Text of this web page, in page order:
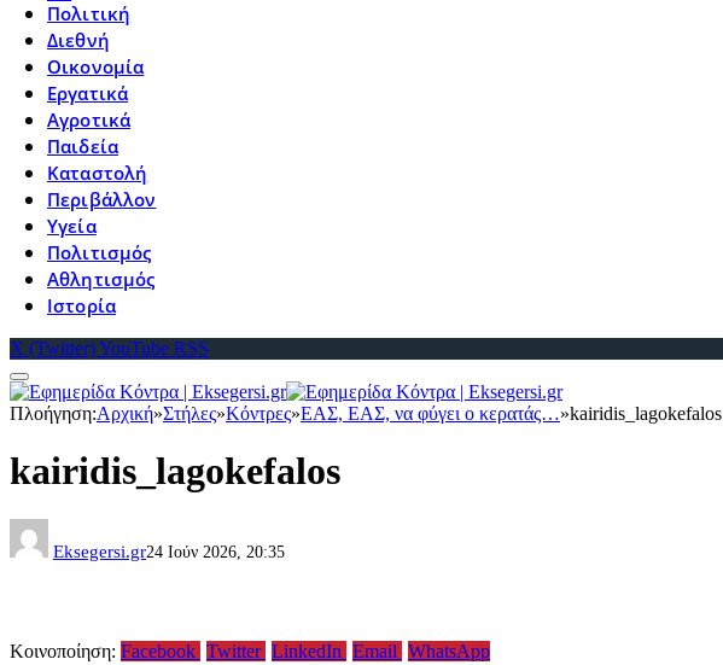
Πολιτική
Διεθνή
Οικονομία
Εργατικά
Αγροτικά
Παιδεία
Καταστολή
Περιβάλλον
Υγεία
Πολιτισμός
Αθλητισμός
Ιστορία
X (Twitter)YouTube RSS
Πλοήγηση:Αρχική»Στήλες»Κόντρες»ΕΑΣ, ΕΑΣ, να φύγει ο κερατάς…»kairidis_lagokefalos
kairidis_lagokefalos
Eksegersi.gr24 Ιούν 2026, 20:35
Κοινοποίηση: Facebook Twitter LinkedIn Email WhatsApp